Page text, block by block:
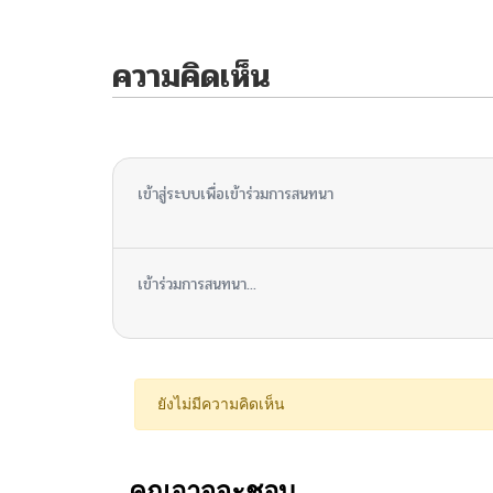
ความคิดเห็น
เข้าสู่ระบบเพื่อเข้าร่วมการสนทนา
เข้าร่วมการสนทนา...
ยังไม่มีความคิดเห็น